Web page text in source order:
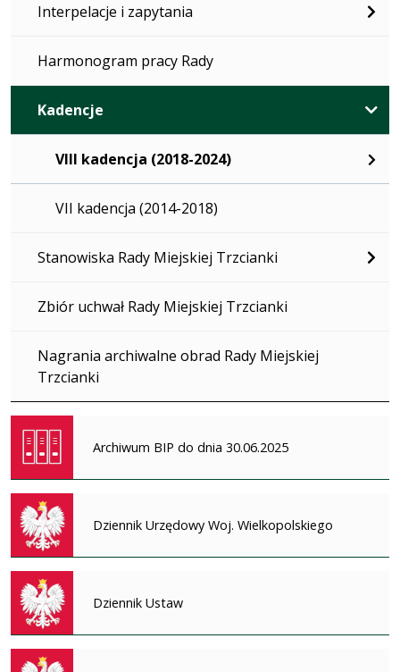
Interpelacje i zapytania
Harmonogram pracy Rady
Kadencje
VIII kadencja (2018-2024)
VII kadencja (2014-2018)
Stanowiska Rady Miejskiej Trzcianki
Zbiór uchwał Rady Miejskiej Trzcianki
Nagrania archiwalne obrad Rady Miejskiej
Trzcianki
Archiwum BIP do dnia 30.06.2025
Dziennik Urzędowy Woj. Wielkopolskiego
Dziennik Ustaw